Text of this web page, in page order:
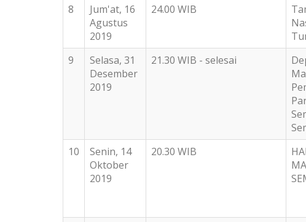
8
Jum'at, 16
Agustus
2019
24.00 WIB
9
Selasa, 31
Desember
2019
21.30 WIB - selesai
10
Senin, 14
Oktober
2019
20.30 WIB